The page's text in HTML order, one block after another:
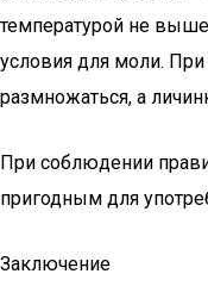
температурой не
условия для моли.
размножаться, а
При соблюдении
пригодным для
Заключение